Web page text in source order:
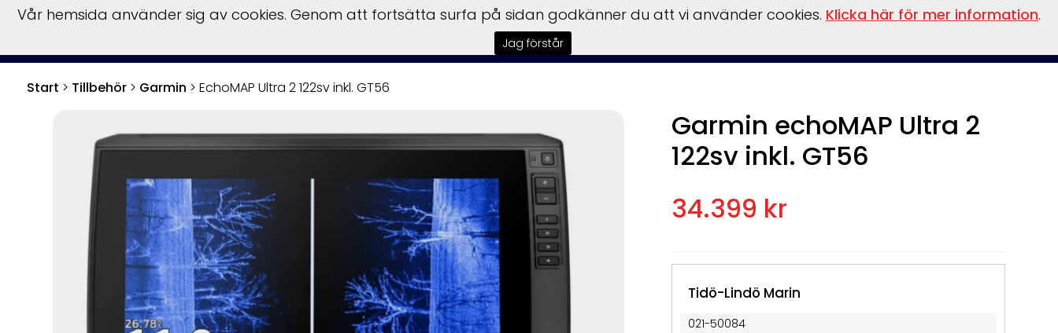
Trailer Verkstad Om
Start > Tillbehör> Garmin > EchoMAP Ultra 2 122sv inkl. GT56
Garmin echoMAP Ultra 2
122sv inkl. GT56
34.399 kr
Tidö-Lindö Marin
021-50084
Vår hemsida använder sig av cookies. Genom att fortsätta surfa på sidan godkänner du att vi använder cookies. Klicka här för mer information.
Jag förstår